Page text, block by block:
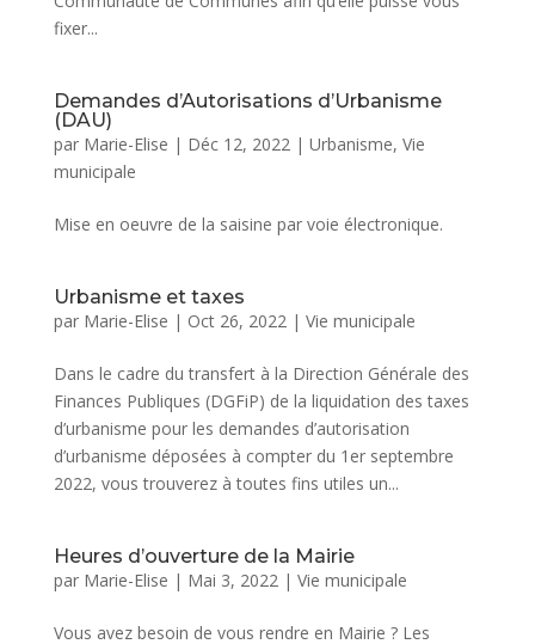
fixer...
Demandes d’Autorisations d’Urbanisme
(DAU)
par Marie-Elise | Déc 12, 2022| Urbanisme, Vie
municipale
Mise en oeuvre de la saisine par voie électronique.
Urbanisme et taxes
par Marie-Elise | Oct 26, 2022| Vie municipale
Dans le cadre du transfert à la Direction Générale des
Finances Publiques (DGFiP) de la liquidation des taxes
d’urbanisme pour les demandes d’autorisation
d’urbanisme déposées à compter du 1er septembre
2022, vous trouverez à toutes fins utiles un...
Heures d’ouverture de la Mairie
par Marie-Elise | Mai 3, 2022| Vie municipale
Vous avez besoin de vous rendre en Mairie ? Les